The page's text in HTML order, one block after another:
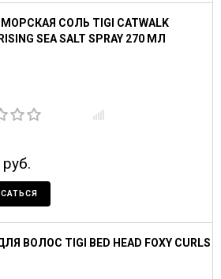
СОЛЬ TIGI CATWALK
SEA SALT SPRAY 270 МЛ
ВОЛОС TIGI BED HEAD FOXY CURLS